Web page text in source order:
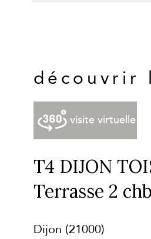
T4 DIJON
Terrasse 2
Dijon (21000)
découvrir
visite virtuelle